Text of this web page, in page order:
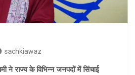
sachkiawaz
ने राज्य के विभिन्न जनपदों में सिंचाई